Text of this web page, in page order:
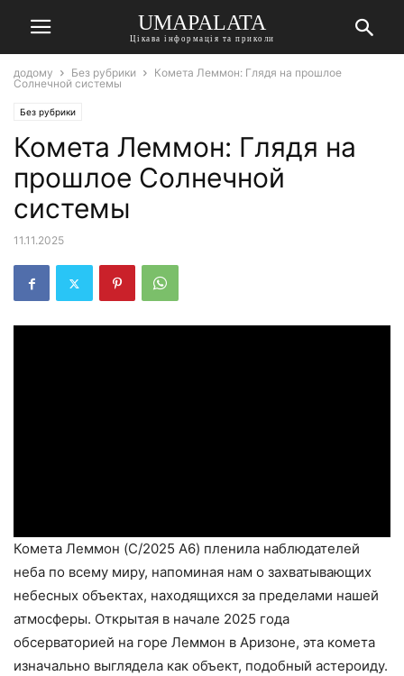
UMAPALATA
Цікава інформація та приколи
додому Без рубрики
Комета Леммон: Глядя на прошлое
Солнечной системы
Без рубрики
Комета Леммон: Глядя на
прошлое Солнечной
системы
11.11.2025
Комета Леммон (C/2025 A6) пленила наблюдателей
неба по всему миру, напоминая нам о захватывающих
небесных объектах, находящихся за пределами нашей
атмосферы. Открытая в начале 2025 года
обсерваторией на горе Леммон в Аризоне, эта комета
изначально выглядела как объект, подобный астероиду.